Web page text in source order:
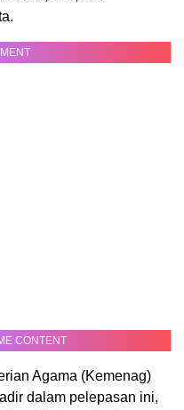
CONTENT
Agama (Kemenag)
dalam pelepasan ini,